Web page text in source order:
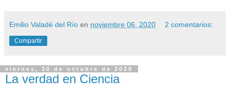
Emilio Valadé del Río en noviembre 06, 2020 2 comentarios:
Compartir
viernes, 30 de octubre de 2020
La verdad en Ciencia